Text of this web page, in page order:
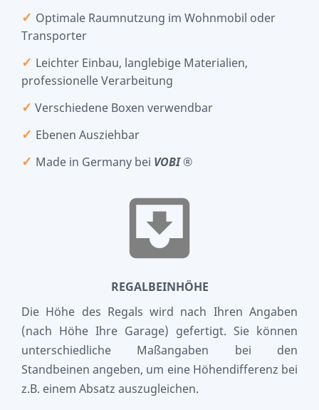
✓ Optimale Raumnutzung im Wohnmobil oder
Transporter
✓ Leichter Einbau, langlebige Materialien,
professionelle Verarbeitung
✓ Verschiedene Boxen verwendbar
✓ Ebenen Ausziehbar
✓ Made in Germany bei VOBI®
REGALBEINHÖHE
Die Höhe des Regals wird nach Ihren Angaben
(nach Höhe Ihre Garage) gefertigt. Sie können
unterschiedliche Maßangaben bei den
Standbeinen angeben, um eine Höhendifferenz bei
z.B. einem Absatz auszugleichen.